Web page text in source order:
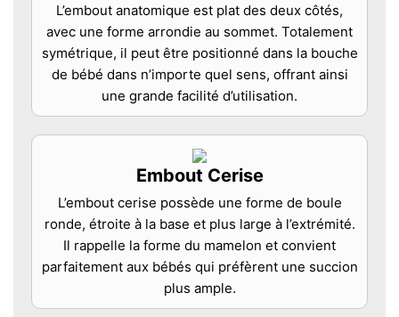
L’embout anatomique est plat des deux côtés,
avec une forme arrondie au sommet. Totalement
symétrique, il peut être positionné dans la bouche
de bébé dans n’importe quel sens, offrant ainsi
une grande facilité d’utilisation.
Embout Cerise
L’embout cerise possède une forme de boule
ronde, étroite à la base et plus large à l’extrémité.
Il rappelle la forme du mamelon et convient
parfaitement aux bébés qui préfèrent une succion
plus ample.